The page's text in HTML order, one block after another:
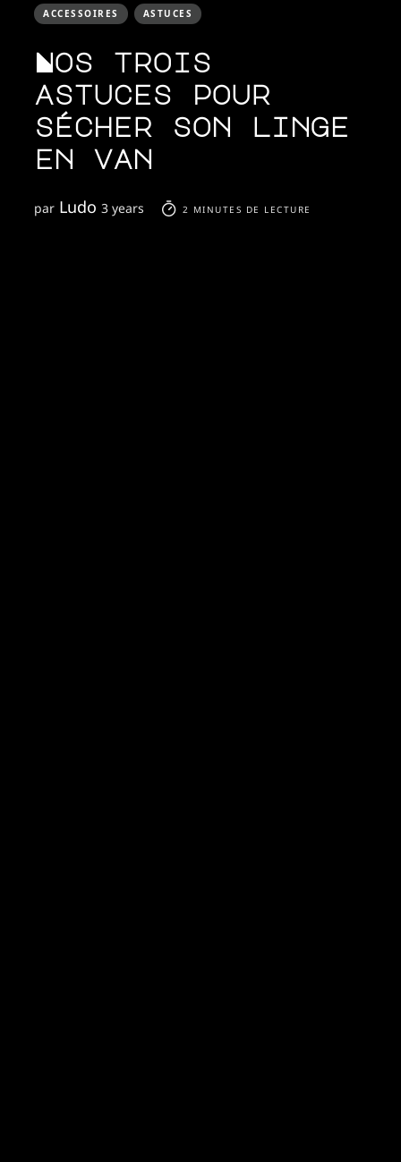
ACCESSOIRES ASTUCES
Nos trois
astuces pour
sécher son linge
en van
par Ludo 3 years 2 MINUTES DE LECTURE